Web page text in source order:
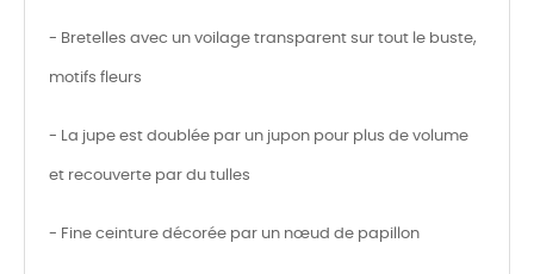
- Bretelles avec un voilage transparent sur tout le buste,
motifs fleurs
- La jupe est doublée par un jupon pour plus de volume
et recouverte par du tulles
- Fine ceinture décorée par un nœud de papillon